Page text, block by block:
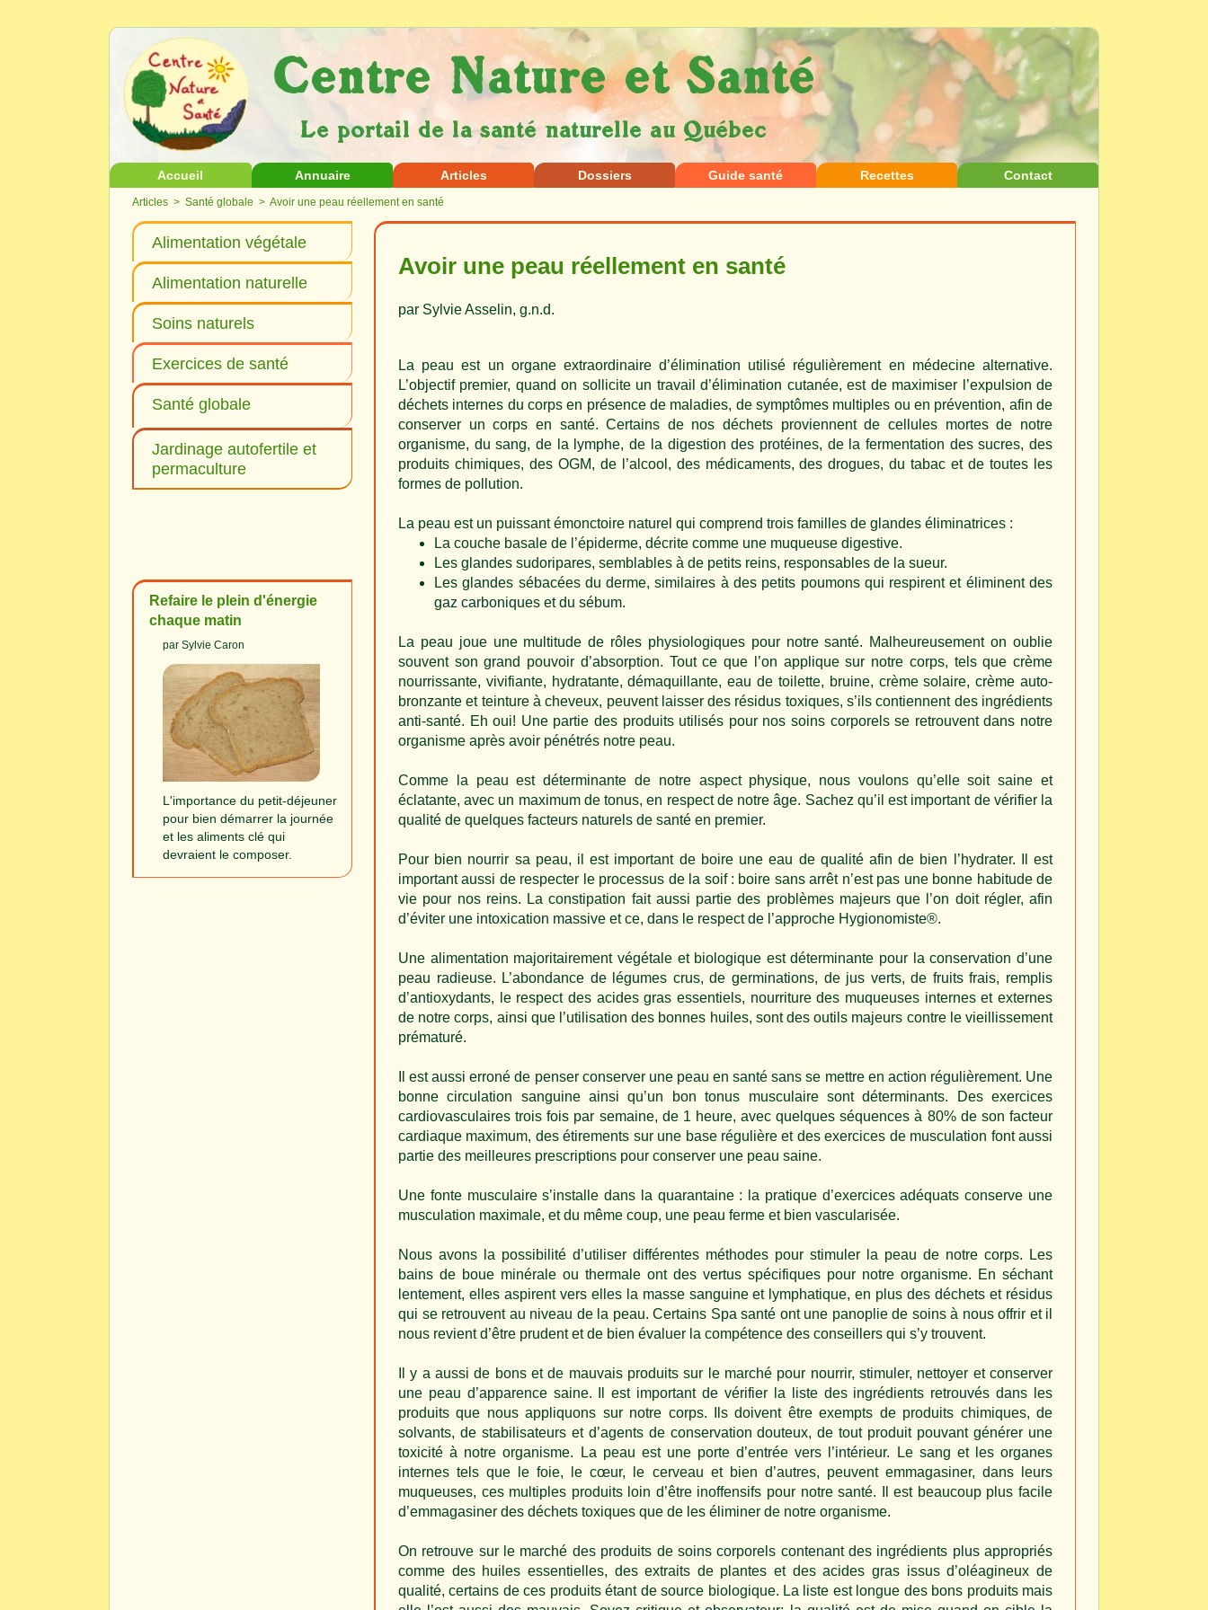
Accueil Annuaire Articles Dossiers Guide santé Recettes Contact
Articles > Santé globale > Avoir une peau réellement en santé
Alimentation végétale
Alimentation naturelle
Soins naturels
Exercices de santé
Santé globale
Jardinage autofertile et
permaculture
Refaire le plein d'énergie
chaque matin
par Sylvie Caron
L'importance du petit-déjeuner
pour bien démarrer la journée
et les aliments clé qui
devraient le composer.
Avoir une peau réellement en santé
par Sylvie Asselin, g.n.d.
La peau est un organe extraordinaire d’élimination utilisé régulièrement en médecine alternative.
L’objectif premier, quand on sollicite un travail d’élimination cutanée, est de maximiser l’expulsion de
déchets internes du corps en présence de maladies, de symptômes multiples ou en prévention, afin de
conserver un corps en santé. Certains de nos déchets proviennent de cellules mortes de notre
organisme, du sang, de la lymphe, de la digestion des protéines, de la fermentation des sucres, des
produits chimiques, des OGM, de l’alcool, des médicaments, des drogues, du tabac et de toutes les
formes de pollution.
La peau est un puissant émonctoire naturel qui comprend trois familles de glandes éliminatrices :
La couche basale de l’épiderme, décrite comme une muqueuse digestive.
Les glandes sudoripares, semblables à de petits reins, responsables de la sueur.
Les glandes sébacées du derme, similaires à des petits poumons qui respirent et éliminent des
gaz carboniques et du sébum.
La peau joue une multitude de rôles physiologiques pour notre santé. Malheureusement on oublie
souvent son grand pouvoir d’absorption. Tout ce que l’on applique sur notre corps, tels que crème
nourrissante, vivifiante, hydratante, démaquillante, eau de toilette, bruine, crème solaire, crème auto-
bronzante et teinture à cheveux, peuvent laisser des résidus toxiques, s’ils contiennent des ingrédients
anti-santé. Eh oui! Une partie des produits utilisés pour nos soins corporels se retrouvent dans notre
organisme après avoir pénétrés notre peau.
Comme la peau est déterminante de notre aspect physique, nous voulons qu’elle soit saine et
éclatante, avec un maximum de tonus, en respect de notre âge. Sachez qu’il est important de vérifier la
qualité de quelques facteurs naturels de santé en premier.
Pour bien nourrir sa peau, il est important de boire une eau de qualité afin de bien l’hydrater. Il est
important aussi de respecter le processus de la soif : boire sans arrêt n’est pas une bonne habitude de
vie pour nos reins. La constipation fait aussi partie des problèmes majeurs que l’on doit régler, afin
d’éviter une intoxication massive et ce, dans le respect de l’approche Hygionomiste®.
Une alimentation majoritairement végétale et biologique est déterminante pour la conservation d’une
peau radieuse. L’abondance de légumes crus, de germinations, de jus verts, de fruits frais, remplis
d’antioxydants, le respect des acides gras essentiels, nourriture des muqueuses internes et externes
de notre corps, ainsi que l’utilisation des bonnes huiles, sont des outils majeurs contre le vieillissement
prématuré.
Il est aussi erroné de penser conserver une peau en santé sans se mettre en action régulièrement. Une
bonne circulation sanguine ainsi qu’un bon tonus musculaire sont déterminants. Des exercices
cardiovasculaires trois fois par semaine, de 1 heure, avec quelques séquences à 80% de son facteur
cardiaque maximum, des étirements sur une base régulière et des exercices de musculation font aussi
partie des meilleures prescriptions pour conserver une peau saine.
Une fonte musculaire s’installe dans la quarantaine : la pratique d’exercices adéquats conserve une
musculation maximale, et du même coup, une peau ferme et bien vascularisée.
Nous avons la possibilité d’utiliser différentes méthodes pour stimuler la peau de notre corps. Les
bains de boue minérale ou thermale ont des vertus spécifiques pour notre organisme. En séchant
lentement, elles aspirent vers elles la masse sanguine et lymphatique, en plus des déchets et résidus
qui se retrouvent au niveau de la peau. Certains Spa santé ont une panoplie de soins à nous offrir et il
nous revient d’être prudent et de bien évaluer la compétence des conseillers qui s’y trouvent.
Il y a aussi de bons et de mauvais produits sur le marché pour nourrir, stimuler, nettoyer et conserver
une peau d’apparence saine. Il est important de vérifier la liste des ingrédients retrouvés dans les
produits que nous appliquons sur notre corps. Ils doivent être exempts de produits chimiques, de
solvants, de stabilisateurs et d’agents de conservation douteux, de tout produit pouvant générer une
toxicité à notre organisme. La peau est une porte d’entrée vers l’intérieur. Le sang et les organes
internes tels que le foie, le cœur, le cerveau et bien d’autres, peuvent emmagasiner, dans leurs
muqueuses, ces multiples produits loin d’être inoffensifs pour notre santé. Il est beaucoup plus facile
d’emmagasiner des déchets toxiques que de les éliminer de notre organisme.
On retrouve sur le marché des produits de soins corporels contenant des ingrédients plus appropriés
comme des huiles essentielles, des extraits de plantes et des acides gras issus d’oléagineux de
qualité, certains de ces produits étant de source biologique. La liste est longue des bons produits mais